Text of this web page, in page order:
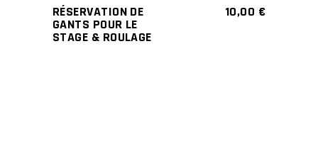
RÉSERVATION DE
GANTS POUR LE
STAGE & ROULAGE
10,00 €